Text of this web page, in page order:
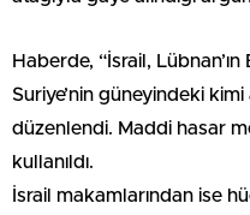
Haberde, “İsrail,
Suriye’nin güneyindeki
düzenlendi. Maddi hasar
kullanıldı.
İsrail makamlarından ise